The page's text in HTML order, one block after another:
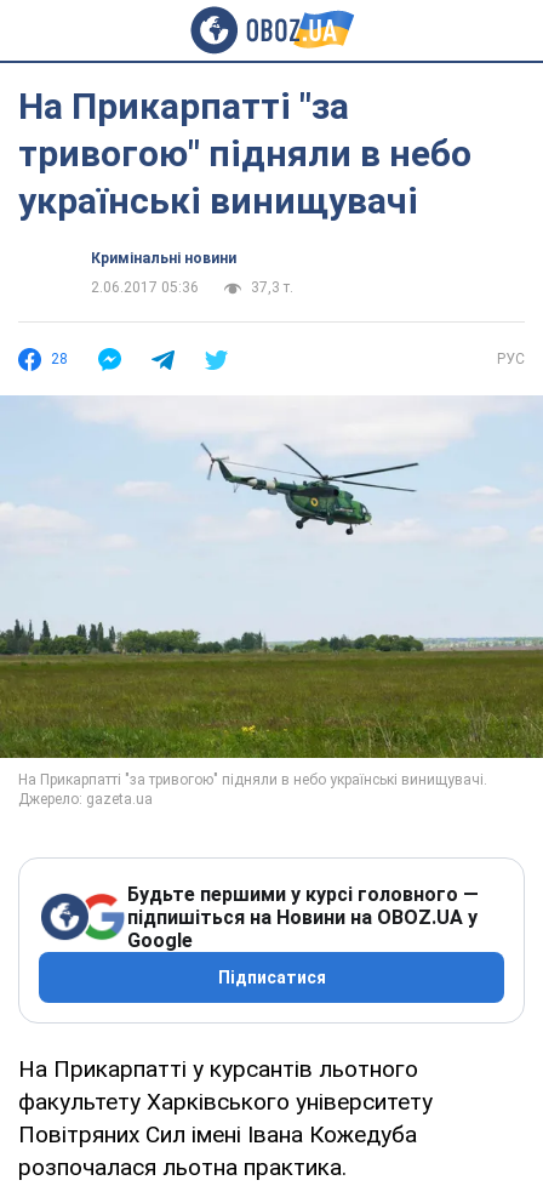
На Прикарпатті "за
тривогою" підняли в небо
українські винищувачі
Кримінальні новини
2.06.2017 05:36
37,3 т.
28 РУС
Будьте першими у курсі головного —
підпишіться на Новини на OBOZ.UA у
Google
Підписатися
На Прикарпатті у курсантів льотного
факультету Харківського університету
Повітряних Сил імені Івана Кожедуба
розпочалася льотна практика.